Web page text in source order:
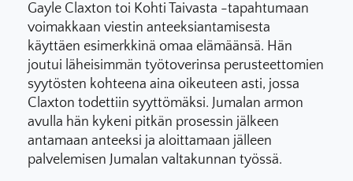
Gayle Claxton toi Kohti Taivasta -tapahtumaan
voimakkaan viestin anteeksiantamisesta
käyttäen esimerkkinä omaa elämäänsä. Hän
joutui läheisimmän työtoverinsa perusteettomien
syytösten kohteena aina oikeuteen asti, jossa
Claxton todettiin syyttömäksi. Jumalan armon
avulla hän kykeni pitkän prosessin jälkeen
antamaan anteeksi ja aloittamaan jälleen
palvelemisen Jumalan valtakunnan työssä.